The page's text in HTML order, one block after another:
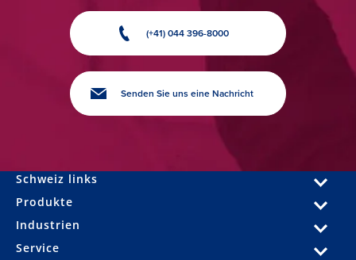
(+41) 044 396-8000
Senden Sie uns eine Nachricht
Schweiz links
Produkte
Industrien
Service